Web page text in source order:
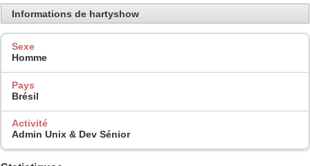
Informations de hartyshow
Sexe
Homme
Pays
Brésil
Activité
Admin Unix & Dev Sénior